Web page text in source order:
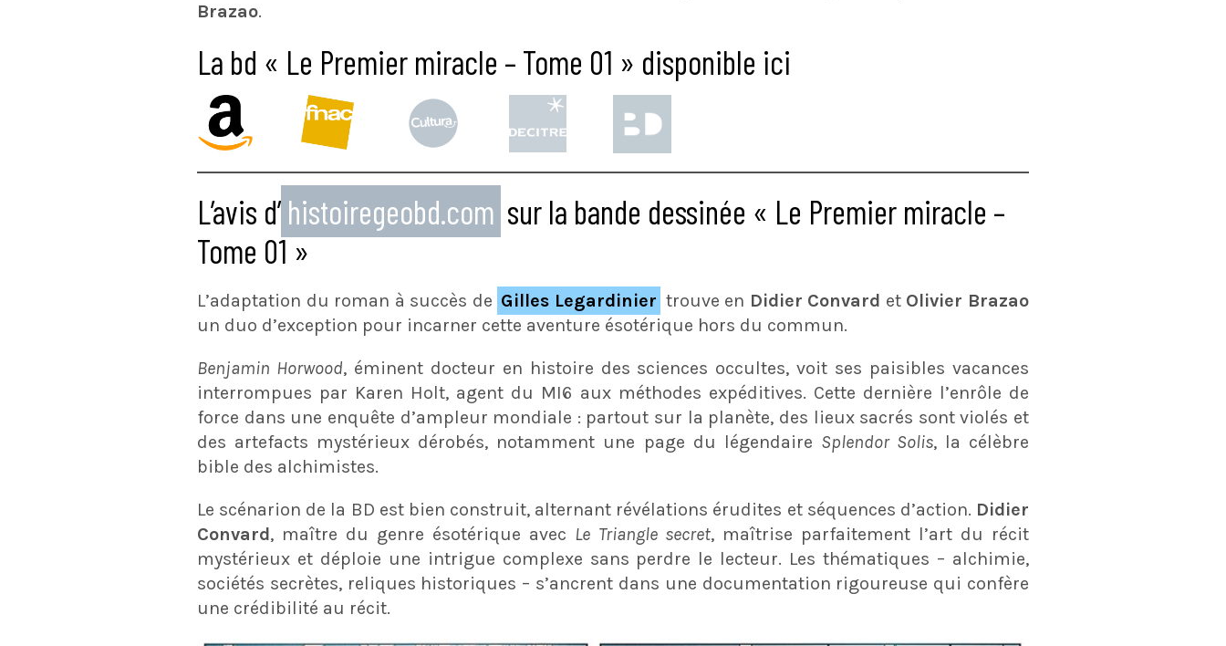
Brazao.
La bd « Le Premier miracle – Tome 01 » disponible ici
L’avis d’ histoiregeobd.com sur la bande dessinée « Le Premier miracle –
Tome 01 »
L’adaptation du roman à succès de Gilles Legardinier trouve en Didier Convard et Olivier Brazao
un duo d’exception pour incarner cette aventure ésotérique hors du commun.
Benjamin Horwood, éminent docteur en histoire des sciences occultes, voit ses paisibles vacances
interrompues par Karen Holt, agent du MI6 aux méthodes expéditives. Cette dernière l’enrôle de
force dans une enquête d’ampleur mondiale : partout sur la planète, des lieux sacrés sont violés et
des artefacts mystérieux dérobés, notamment une page du légendaire Splendor Solis, la célèbre
bible des alchimistes.
Le scénarion de la BD est bien construit, alternant révélations érudites et séquences d’action. Didier
Convard, maître du genre ésotérique avec Le Triangle secret, maîtrise parfaitement l’art du récit
mystérieux et déploie une intrigue complexe sans perdre le lecteur. Les thématiques – alchimie,
sociétés secrètes, reliques historiques – s’ancrent dans une documentation rigoureuse qui confère
une crédibilité au récit.